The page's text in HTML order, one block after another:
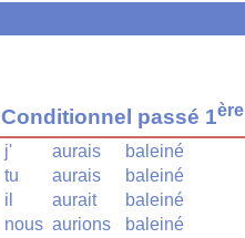
Conditionnel passé 1ère
j' aurais
baleiné
tu
aurais
baleiné
il
aurait
baleiné
nous aurions
baleiné